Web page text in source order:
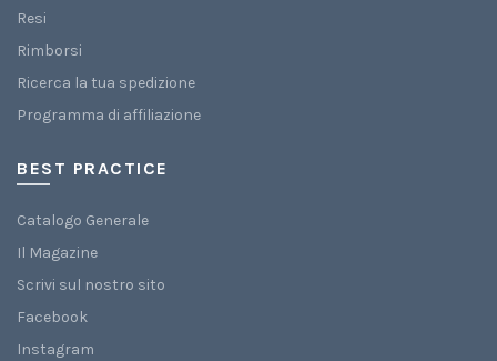
Resi
Rimborsi
Ricerca la tua spedizione
Programma di affiliazione
BEST PRACTICE
Catalogo Generale
Il Magazine
Scrivi sul nostro sito
Facebook
Instagram